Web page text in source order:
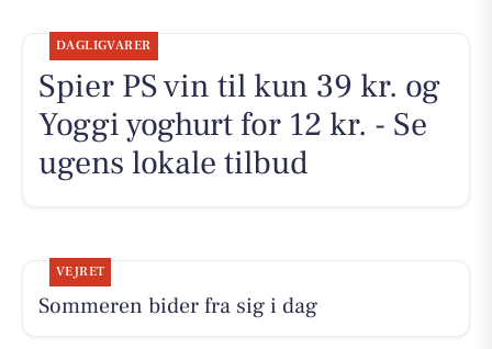
DAGLIGVARER
Spier PS vin til kun 39 kr. og
Yoggi yoghurt for 12 kr. - Se
ugens lokale tilbud
VEJRET
Sommeren bider fra sig i dag